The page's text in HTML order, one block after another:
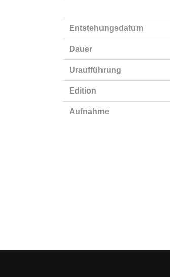
Entstehungsdatum
Dauer
Uraufführung
Edition
Aufnahme